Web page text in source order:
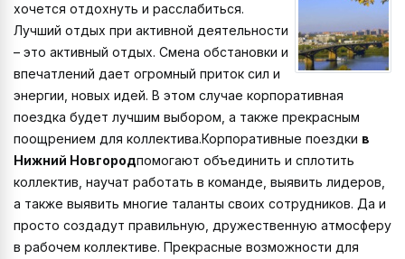
хочется отдохнуть и расслабиться.
Лучший отдых при активной деятельности
– это активный отдых. Смена обстановки и
впечатлений дает огромный приток сил и
энергии, новых идей. В этом случае корпоративная
поездка будет лучшим выбором, а также прекрасным
поощрением для коллектива.Корпоративные поездки в
Нижний Новгородпомогают объединить и сплотить
коллектив, научат работать в команде, выявить лидеров,
а также выявить многие таланты своих сотрудников. Да и
просто создадут правильную, дружественную атмосферу
в рабочем коллективе. Прекрасные возможности для